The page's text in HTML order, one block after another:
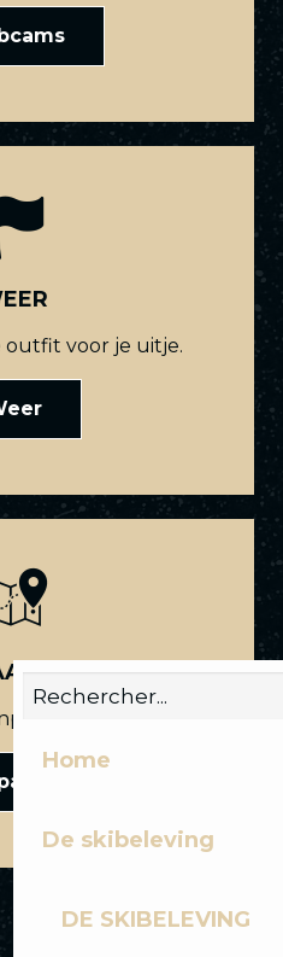
Home
De skibeleving
DE SKIBELEVING
outfit voor je uitje.
van je route.
Les Gets